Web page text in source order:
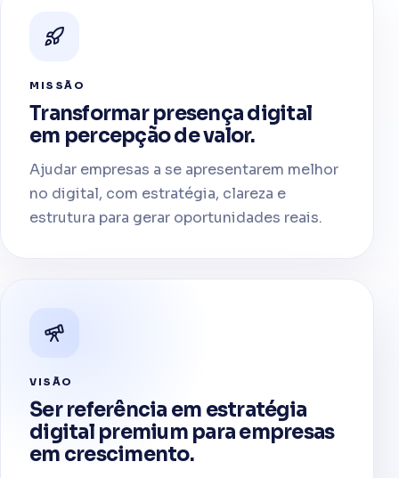
MISSÃO
Transformar presença digital
em percepção de valor.
Ajudar empresas a se apresentarem melhor
no digital, com estratégia, clareza e
estrutura para gerar oportunidades reais.
VISÃO
Ser referência em estratégia
digital premium para empresas
em crescimento.